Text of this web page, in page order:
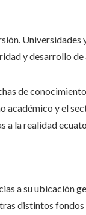
y desarrollo
de
académico y el
a la realidad
a su ubicación
distintos